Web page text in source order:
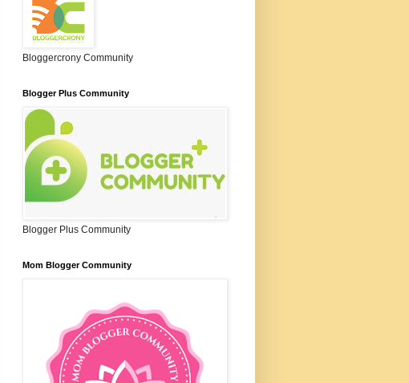
Bloggercrony Community
Blogger Plus Community
Blogger Plus Community
Mom Blogger Community